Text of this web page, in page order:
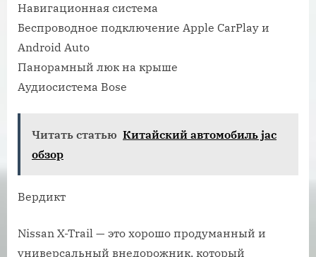
Навигационная система
Беспроводное подключение Apple CarPlay и
Android Auto
Панорамный люк на крыше
Аудиосистема Bose
Читать статью Китайский автомобиль jac
обзор
Вердикт
Nissan X-Trail — это хорошо продуманный и
универсальный внедорожник, который